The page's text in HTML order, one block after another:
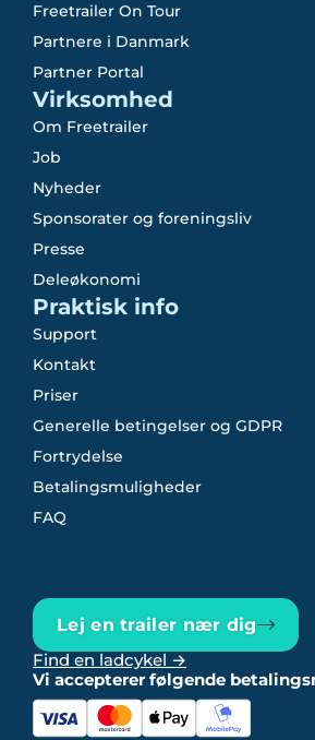
Freetrailer On Tour
Partnere i Danmark
Partner Portal
Virksomhed
Om Freetrailer
Job
Nyheder
Sponsorater og foreningsliv
Presse
Deleøkonomi
Praktisk info
Support
Kontakt
Priser
Generelle betingelser og GDPR
Fortrydelse
Betalingsmuligheder
FAQ
Lej en trailer nær dig
Find en ladcykel →
Vi accepterer følgende